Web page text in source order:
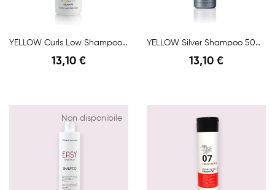
YELLOW Curls Low Shampoo 500ml
13,10 €
Anteprima
YELLOW Silver Shampoo 500ml
13,10 €
Anteprima
Non disponibile